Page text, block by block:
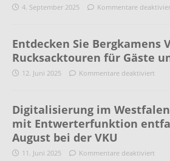
4. September 2025 Kommentare
Entdecken Sie Bergkamens
Rucksacktouren für Gäste
12. Juni 2025 Kommentare deaktiviert
Digitalisierung im
mit Entwerterfunktion
August bei der VKU
11. Juni 2025 Kommentare deaktiviert